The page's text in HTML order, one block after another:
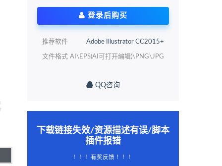
登录后购买
推荐软件 Adobe Illustrator CC2015+
文件格式 AI\EPS(AI可打开编辑)\PNG\JPG
QQ咨询
下载链接失效/资源描述有误/脚本
插件报错
！！！有奖反馈 ！！！